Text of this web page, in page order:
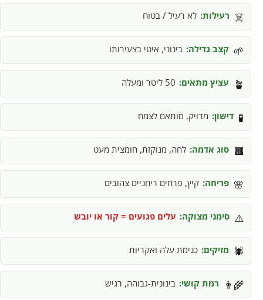
☠️ רעילות: לא רעיל / בטוח
🌱 קצב גדילה: בינוני, איטי בצעירותו
🪴 עציץ מתאים: 50 ליטר ומעלה
🧪 דישון: מדויק, מותאם לצמח
🟫 סוג אדמה: לחה, מנוקזת, חומצית מעט
🌸 פריחה: קיץ, פרחים ריחניים צהובים
⚠️ סימני מצוקה: עלים פגועים = קור או יובש
🕷️ מזיקים: כנימת עלה ואקריות
👨‍🌾 רמת קושי: בינונית-גבוהה, רגיש